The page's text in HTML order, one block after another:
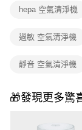
【繳款方式說明】
1.分期款項不併入
2.透過簡訊連結打
【注意事項】
用戶於交易時，得透
買賣價金債權讓與本
資料（包含姓名、
hepa 空氣清淨機
過敏 空氣清淨機
靜音 空氣清淨機
🎁發現更多驚